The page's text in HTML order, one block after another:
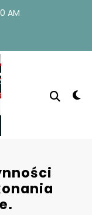
AM